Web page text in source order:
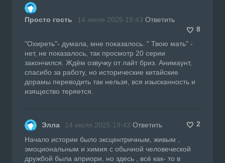
Просто гость 14 июля 2025 19:43 Ответить
8
"Охиреть"- думала, мне показалось. " Твою мать" -
нет, не показалось, так просмотр 20 серии
закончился. Ждём озвучку от лайт бриз. Анимаунт,
спасибо за работу, но исторические китайские
дорамы переводить так нельзя, вся изысканность и
изящество теряется.
Элла 14 июля 2025 19:43 Ответить
2
Начало истории было эксцентричным, живым ,
эмоциональным и химия с обычной человеческой
дружбой была априори, но здесь , всё как- то в